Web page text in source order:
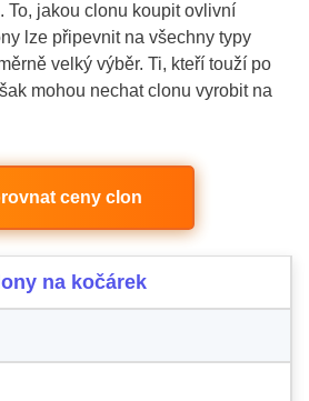
To, jakou clonu koupit ovlivní
lze připevnit na všechny typy
velký výběr. Ti, kteří touží po
mohou nechat clonu vyrobit na
ceny clon
na kočárek